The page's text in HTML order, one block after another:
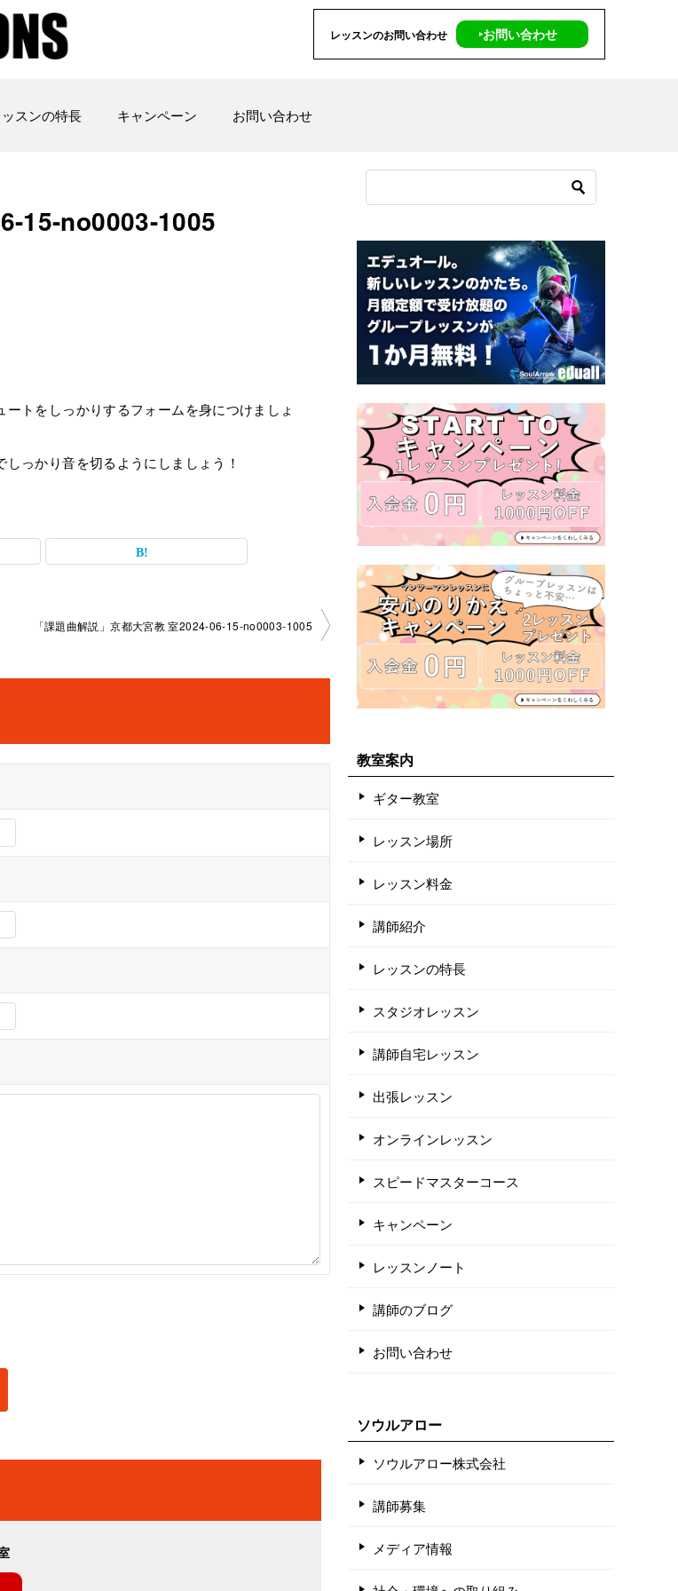
レッスンのお問い合わせ ‣お問い合わせ
ッスンの特長 キャンペーン お問い合わせ
15-no0003-­1005
トをしっかりするフォームを身につけましょ
っかり音を切るようにしましょう！
「課題曲解説」京都大宮教 室2024-06-15-no0003-­1005
教室案内
ギター教室
レッスン場所
レッスン料金
講師紹介
レッスンの特長
スタジオレッスン
講師自宅レッスン
出張レッスン
オンラインレッスン
スピードマスターコース
キャンペーン
レッスンノート
講師のブログ
お問い合わせ
ソウルアロー
ソウルアロー株式会社
講師募集
メディア情報